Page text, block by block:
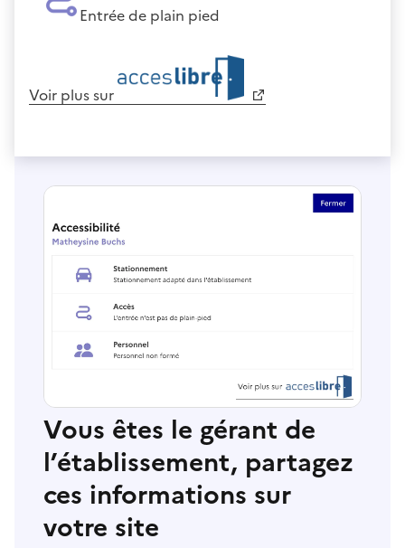
Entrée de plain pied
Voir plus sur
Vous êtes le gérant de
l’établissement, partagez
ces informations sur
votre site